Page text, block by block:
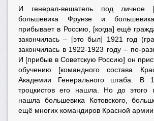
И генерал-вешатель под личное
большевика Фрунзе и большевика
прибывает в Россию, [когда] ещё
закончилась – [это был] 1921 год
закончилась в 1922-1923 году – по-
И [прибыв в Советскую Россию] он
обучению [командного состава
Академии Генерального штаба. В
троцкистов его нашла. Но до этого
нашла большевика Котовского,
ещё многих командиров Красной армии